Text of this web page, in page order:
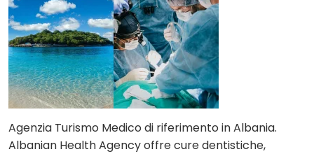
Agenzia Turismo Medico di riferimento in Albania.
Albanian Health Agency offre cure dentistiche,